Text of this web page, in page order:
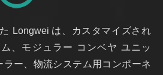
Longwei は、カスタマイズされ
、モジュラー コンベヤ ユニッ
ラー、物流システム用コンポーネ